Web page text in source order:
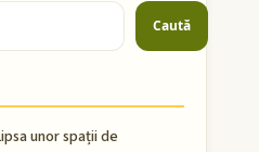
Caută
unor spații de